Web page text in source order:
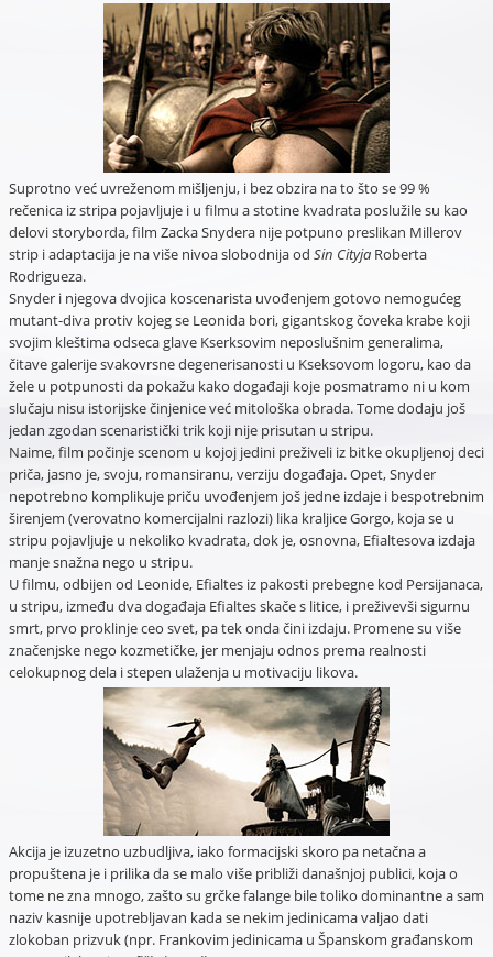
Suprotno već uvreženom mišljenju, i bez obzira na to što se 99 %
rečenica iz stripa pojavljuje i u filmu a stotine kvadrata poslužile su kao
delovi storyborda, film Zacka Snydera nije potpuno preslikan Millerov
strip i adaptacija je na više nivoa slobodnija od Sin CityjaRoberta
Rodrigueza.
Snyder i njegova dvojica koscenarista uvođenjem gotovo nemogućeg
mutant-diva protiv kojeg se Leonida bori, gigantskog čoveka krabe koji
svojim kleštima odseca glave Kserksovim neposlušnim generalima,
čitave galerije svakovrsne degenerisanosti u Kseksovom logoru, kao da
žele u potpunosti da pokažu kako događaji koje posmatramo ni u kom
slučaju nisu istorijske činjenice već mitološka obrada. Tome dodaju još
jedan zgodan scenaristički trik koji nije prisutan u stripu.
Naime, film počinje scenom u kojoj jedini preživeli iz bitke okupljenoj deci
priča, jasno je, svoju, romansiranu, verziju događaja. Opet, Snyder
nepotrebno komplikuje priču uvođenjem još jedne izdaje i bespotrebnim
širenjem (verovatno komercijalni razlozi) lika kraljice Gorgo, koja se u
stripu pojavljuje u nekoliko kvadrata, dok je, osnovna, Efialtesova izdaja
manje snažna nego u stripu.
U filmu, odbijen od Leonide, Efialtes iz pakosti prebegne kod Persijanaca,
u stripu, između dva događaja Efialtes skače s litice, i preživevši sigurnu
smrt, prvo proklinje ceo svet, pa tek onda čini izdaju. Promene su više
značenjske nego kozmetičke, jer menjaju odnos prema realnosti
celokupnog dela i stepen ulaženja u motivaciju likova.
Akcija je izuzetno uzbudljiva, iako formacijski skoro pa netačna a
propuštena je i prilika da se malo više približi današnjoj publici, koja o
tome ne zna mnogo, zašto su grčke falange bile toliko dominantne a sam
naziv kasnije upotrebljavan kada se nekim jedinicama valjao dati
zlokoban prizvuk (npr. Frankovim jedinicama u Španskom građanskom